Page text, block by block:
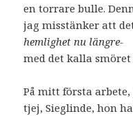
en torrare bulle.
jag misstänker att
hemlighet nu längre-
med det kalla
På mitt första
tjej, Sieglinde, hon